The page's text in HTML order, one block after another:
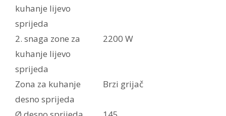
kuhanje lijevo
sprijeda
2. snaga zone za
kuhanje lijevo
sprijeda
2200 W
Zona za kuhanje
desno sprijeda
Brzi grijač